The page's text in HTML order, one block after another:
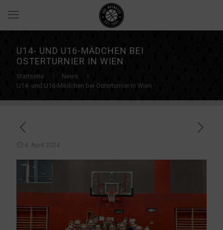
U14- UND U16-MÄDCHEN BEI
OSTERTURNIER IN WIEN
Startseite
News
U14- und U16-Mädchen bei Osterturnier in Wien
4. April 2024